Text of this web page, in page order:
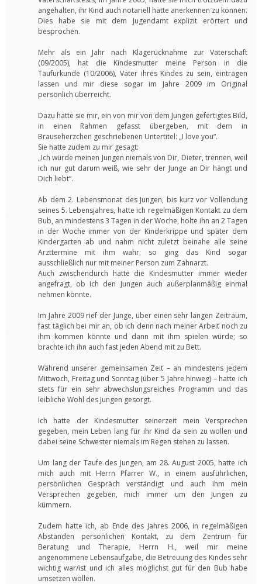
angehalten, ihr Kind auch notariell hätte anerkennen zu können.
Dies habe sie mit dem Jugendamt explizit erörtert und
besprochen.
Mehr als ein Jahr nach Klagerücknahme zur Vaterschaft
(09/2005), hat die Kindesmutter meine Person in die
Taufurkunde (10/2006), Vater ihres Kindes zu sein, eintragen
lassen und mir diese sogar im Jahre 2009 im Original
persönlich überreicht.
Dazu hatte sie mir, ein von mir von dem Jungen gefertigtes Bild,
in einen Rahmen gefasst übergeben, mit dem in
Brauseherzchen geschriebenen Untertitel: „I love you“.
Sie hatte zudem zu mir gesagt:
„Ich würde meinen Jungen niemals von Dir, Dieter, trennen, weil
ich nur gut darum weiß, wie sehr der Junge an Dir hängt und
Dich liebt“.
Ab dem 2. Lebensmonat des Jungen, bis kurz vor Vollendung
seines 5. Lebensjahres, hatte ich regelmäßigen Kontakt zu dem
Bub, an mindestens 3 Tagen in der Woche, holte ihn an 2 Tagen
in der Woche immer von der Kinderkrippe und später dem
Kindergarten ab und nahm nicht zuletzt beinahe alle seine
Arzttermine mit ihm wahr; so ging das Kind sogar
ausschließlich nur mit meiner Person zum Zahnarzt.
Auch zwischendurch hatte die Kindesmutter immer wieder
angefragt, ob ich den Jungen auch außerplanmäßig einmal
nehmen könnte.
Im Jahre 2009 rief der Junge, über einen sehr langen Zeitraum,
fast täglich bei mir an, ob ich denn nach meiner Arbeit noch zu
ihm kommen könnte und dann mit ihm spielen würde; so
brachte ich ihn auch fast jeden Abend mit zu Bett.
Während unserer gemeinsamen Zeit – an mindestens jedem
Mittwoch, Freitag und Sonntag (über 5 Jahre hinweg) – hatte ich
stets für ein sehr abwechslungsreiches Programm und das
leibliche Wohl des Jungen gesorgt.
Ich hatte der Kindesmutter seinerzeit mein Versprechen
gegeben, mein Leben lang für ihr Kind da sein zu wollen und
dabei seine Schwester niemals im Regen stehen zu lassen.
Um lang der Taufe des Jungen, am 28. August 2005, hatte ich
mich auch mit Herrn Pfarrer W., in einem ausführlichen,
persönlichen Gespräch verständigt und auch ihm mein
Versprechen gegeben, mich immer um den Jungen zu
kümmern.
Zudem hatte ich, ab Ende des Jahres 2006, in regelmäßigen
Abständen persönlichen Kontakt, zu dem Zentrum für
Beratung und Therapie, Herrn H., weil mir meine
angenommene Lebensaufgabe, die Betreuung des Kindes sehr
wichtig war/ist und ich alles möglichst gut für den Bub habe
umsetzen wollen.